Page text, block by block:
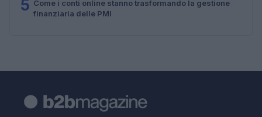
5 Come i conti online stanno trasformando la gestione
finanziaria delle PMI